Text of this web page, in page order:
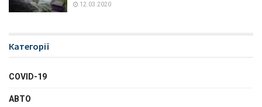
12.03.2020
Категорії
COVID-19
АВТО